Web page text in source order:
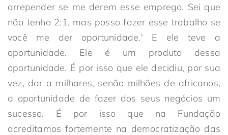
arrepender se me derem esse emprego. Sei que
não tenho 2:1, mas posso fazer esse trabalho se
você me der oportunidade.' E ele teve a
oportunidade. Ele é um produto dessa
oportunidade. É por isso que ele decidiu, por sua
vez, dar a milhares, senão milhões de africanos,
a oportunidade de fazer dos seus negócios um
sucesso. É por isso que na Fundação
acreditamos fortemente na democratização das